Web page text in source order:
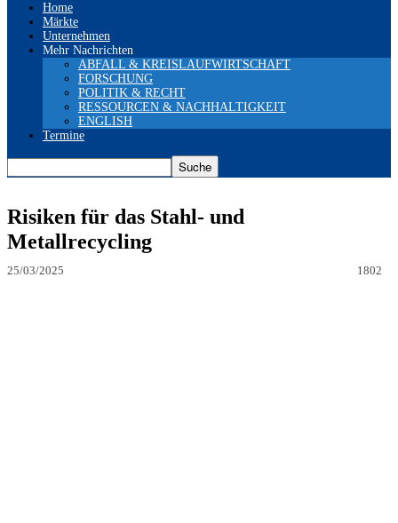
Home
Märkte
Unternehmen
Mehr Nachrichten
ABFALL & KREISLAUFWIRTSCHAFT
FORSCHUNG
POLITIK & RECHT
RESSOURCEN & NACHHALTIGKEIT
ENGLISH
Termine
Risiken für das Stahl- und
Metallrecycling
25/03/2025 1802